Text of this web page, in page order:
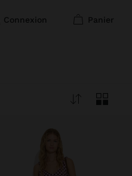
connexion panier